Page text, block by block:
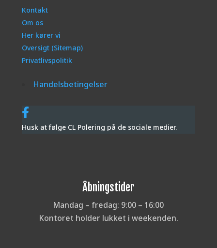
Kontakt
Om os
Her kører vi
Oversigt (Sitemap)
Privatlivspolitik
Handelsbetingelser
Husk at følge CL Polering på de sociale medier.
Åbningstider
Mandag – fredag: 9:00 – 16:00
Kontoret holder lukket i weekenden.